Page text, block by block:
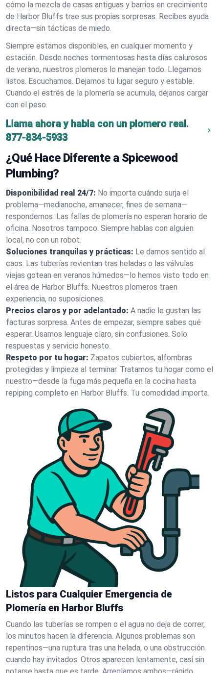
cómo la mezcla de casas antiguas y barrios en crecimiento
de Harbor Bluffs trae sus propias sorpresas. Recibes ayuda
directa—sin tácticas de miedo.
Siempre estamos disponibles, en cualquier momento y
estación. Desde noches tormentosas hasta días calurosos
de verano, nuestros plomeros lo manejan todo. Llegamos
listos. Escuchamos. Dejamos tu lugar seguro y estable.
Cuando el estrés de la plomería se acumula, déjanos cargar
con el peso.
Llama ahora y habla con un plomero real.
877-834-5933
¿Qué Hace Diferente a Spicewood
Plumbing?
Disponibilidad real 24/7: No importa cuándo surja el
problema—medianoche, amanecer, fines de semana—
respondemos. Las fallas de plomería no esperan horario de
oficina. Nosotros tampoco. Siempre hablas con alguien
local, no con un robot.
Soluciones tranquilas y prácticas: Le damos sentido al
caos. Las tuberías revientan tras heladas o las válvulas
viejas gotean en veranos húmedos—lo hemos visto todo en
el área de Harbor Bluffs. Nuestros plomeros traen
experiencia, no suposiciones.
Precios claros y por adelantado: A nadie le gustan las
facturas sorpresa. Antes de empezar, siempre sabes qué
esperar. Usamos lenguaje claro, sin confusiones. Solo
respuestas y servicio honesto.
Respeto por tu hogar: Zapatos cubiertos, alfombras
protegidas y limpieza al terminar. Tratamos tu hogar como el
nuestro—desde la fuga más pequeña en la cocina hasta
repiping completo en Harbor Bluffs. Tu comodidad importa.
Listos para Cualquier Emergencia de
Plomería en Harbor Bluffs
Cuando las tuberías se rompen o el agua no deja de correr,
los minutos hacen la diferencia. Algunos problemas son
repentinos—una ruptura tras una helada, o una obstrucción
cuando hay invitados. Otros aparecen lentamente, casi sin